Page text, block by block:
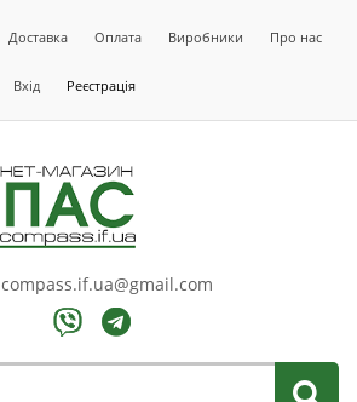
Доставка Оплата Виробники Про нас
Вхід Реєстрація
compass.if.ua@gmail.com